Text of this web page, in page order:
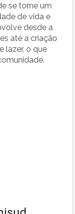
se torne um
de vida e
desde a
até a criação
lazer, o que